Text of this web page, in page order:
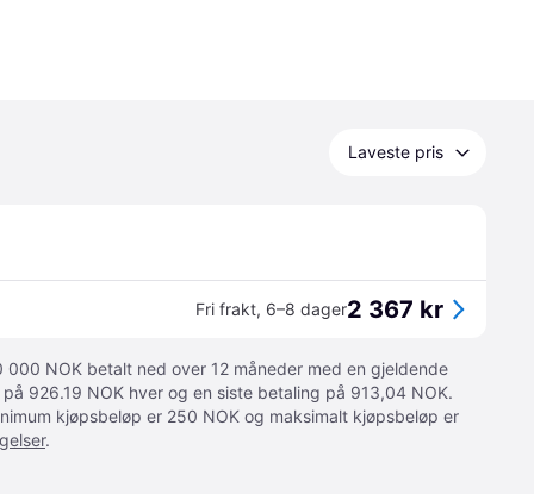
Laveste pris
Fri frakt, 6–8 dager2 367 kr
000 NOK betalt ned over 12 måneder med en gjeldende
926.19 NOK hver og en siste betaling på 913,04 NOK.
kjøpsbeløp er 250 NOK og maksimalt kjøpsbeløp er
.